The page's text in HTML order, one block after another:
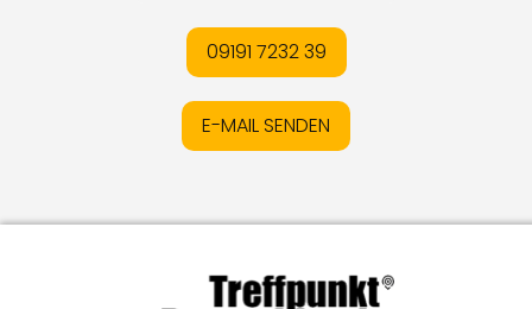
09191 7232 39
E-MAIL SENDEN
ImpressumIDatenschutzIOnline-Streitschlichtung